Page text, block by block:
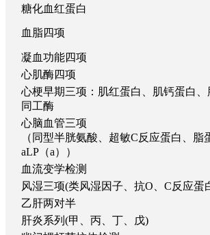
糖化血红蛋白
血脂四项
凝血功能四项
心肌酶四项
心梗早期三项：肌红蛋白、肌钙蛋白、
同工酶
心脑血管三项
（同型半胱氨酸、超敏C反应蛋白、脂
aLP（a））
血流变学检测
风湿三项(类风湿因子、抗O、C反应蛋
乙肝两对半
肝炎系列(甲、丙、丁、戊)